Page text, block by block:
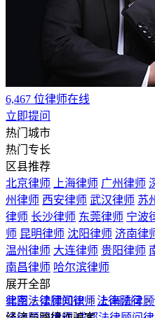
贵阳律师
哈尔滨律师
上海法律
成都法律顾问
顾问律师 西安法律顾问律师
律师 郑州法律顾问律师
长沙法律顾问律师
法律顾问律师
顾问律师
律师 厦门法律顾问律师 福州
大连法律顾问律师 贵阳法律
庄法律顾问律师 太原法律顾
法律顾问律师
展开全部
利辛县律师 杜集区律师
裕安区律师
光明新区律师 三水区律师 顺
师 博白县律师 独山县律师 普
法律顾问 >
经济与跨境诈骗案
专业服务
律师认证
退款保障
法律咨询热线
服务时间：工作日09:00-18:00
严禁采集，违者必究
©2004-2026 m.64365.com All
蜀ICP备15018055号-1
营业执照信息查看